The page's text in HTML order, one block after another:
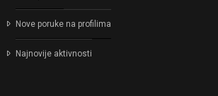
Nove poruke na profilima
Najnovije aktivnosti